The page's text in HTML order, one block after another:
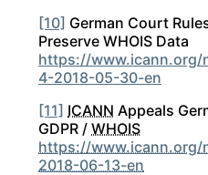
[10] German Court
Preserve WHOIS Data
https://www.icann.org/
4-2018-05-30-en
[11] ICANN Appeals
GDPR / WHOIS
https://www.icann.org/
2018-06-13-en